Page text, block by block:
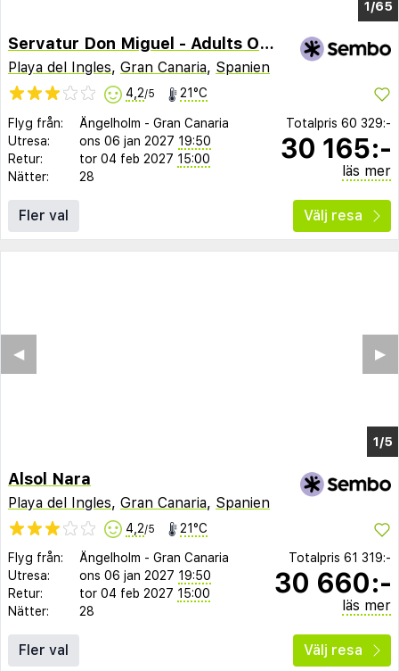
1/61
Servatur Don Miguel - Adults Only
Playa del Ingles, Gran Canaria, Spanien
4,2/5 21°C
Flyg från: Ängelholm - Gran Canaria
Utresa:
ons 06 jan 2027 19:50
Retur:
tor 04 feb 2027 15:00
Nätter:
28
Totalpris 60 329:-
30 165:-
läs mer
Fler val Välj resa
Alsol Nara
Playa del Ingles, Gran Canaria, Spanien
4,2/5 21°C
Flyg från: Ängelholm - Gran Canaria
Utresa:
ons 06 jan 2027 19:50
Retur:
tor 04 feb 2027 15:00
Nätter:
28
Totalpris 61 319:-
30 660:-
läs mer
Fler val Välj resa